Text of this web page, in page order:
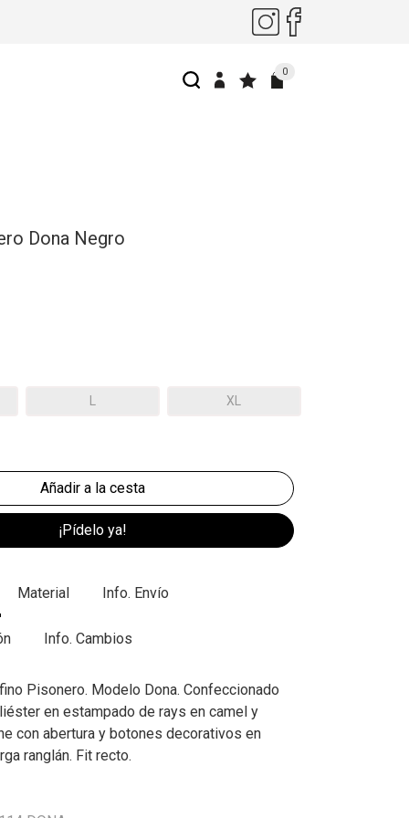
0
Dona Negro
XL
¡Pídelo ya!
Material Info. Envío
Info. Cambios
Pisonero. Modelo Dona. Confeccionado
en estampado de rays en camel y
con abertura y botones decorativos en
ranglán. Fit recto.